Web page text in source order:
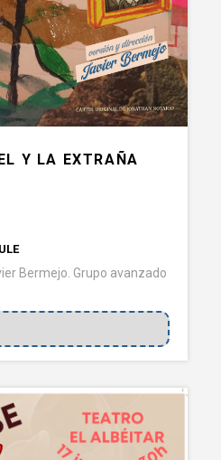
Y LA EXTRAÑA
Bermejo. Grupo avanzado